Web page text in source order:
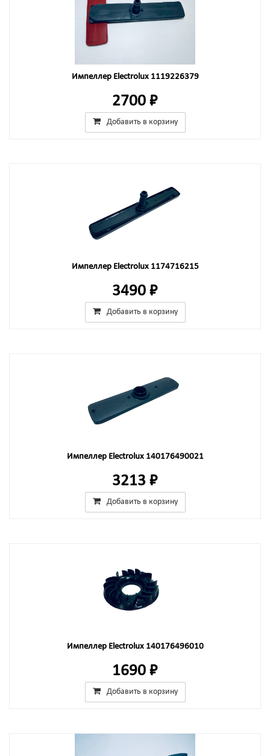
Импеллер Electrolux 1119226379
2700 ₽
Добавить в корзину
Импеллер Electrolux 1174716215
3490 ₽
Добавить в корзину
Импеллер Electrolux 140176490021
3213 ₽
Добавить в корзину
Импеллер Electrolux 140176496010
1690 ₽
Добавить в корзину